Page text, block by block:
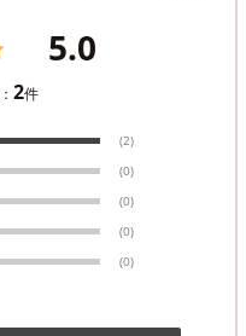
5.0
2件
(2)
(0)
(0)
(0)
(0)